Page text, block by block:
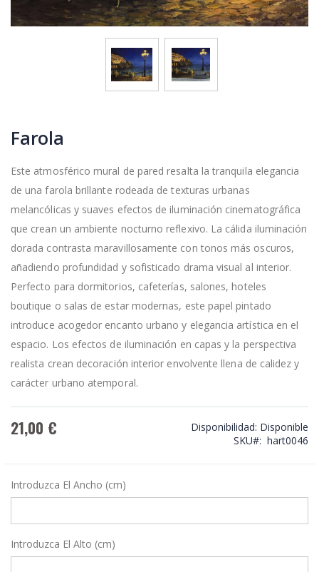
Farola
Este atmosférico mural de pared resalta la tranquila elegancia
de una farola brillante rodeada de texturas urbanas
melancólicas y suaves efectos de iluminación cinematográfica
que crean un ambiente nocturno reflexivo. La cálida iluminación
dorada contrasta maravillosamente con tonos más oscuros,
añadiendo profundidad y sofisticado drama visual al interior.
Perfecto para dormitorios, cafeterías, salones, hoteles
boutique o salas de estar modernas, este papel pintado
introduce acogedor encanto urbano y elegancia artística en el
espacio. Los efectos de iluminación en capas y la perspectiva
realista crean decoración interior envolvente llena de calidez y
carácter urbano atemporal.
21,00 € Disponibilidad: Disponible
SKU
hart0046
Introduzca El Ancho (cm)
Introduzca El Alto (cm)